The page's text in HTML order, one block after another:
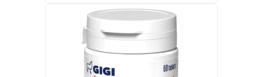
Zoopasaule.lv un nodrošiniet savam kucēnam
veselīgu attīstību ar ātru piegādi visā Latvijā!
Gigi Vet veterināro piedevu klāstu
Zoopasaule.lv internetveikalā un izvēlies atbilstošu